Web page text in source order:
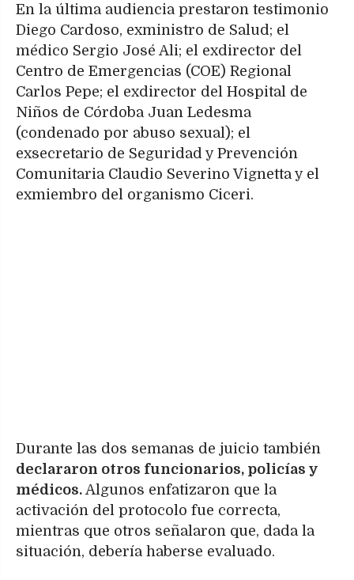
En la última audiencia prestaron testimonio
Diego Cardoso, exministro de Salud; el
médico Sergio José Ali; el exdirector del
Centro de Emergencias (COE) Regional
Carlos Pepe; el exdirector del Hospital de
Niños de Córdoba Juan Ledesma
(condenado por abuso sexual); el
exsecretario de Seguridad y Prevención
Comunitaria Claudio Severino Vignetta y el
exmiembro del organismo Ciceri.
Durante las dos semanas de juicio también
declararon otros funcionarios, policías y
médicos. Algunos enfatizaron que la
activación del protocolo fue correcta,
mientras que otros señalaron que, dada la
situación, debería haberse evaluado.